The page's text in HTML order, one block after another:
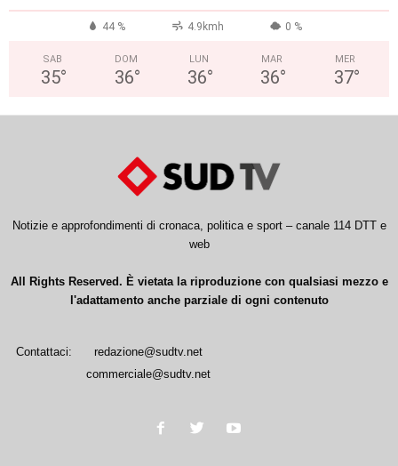
44 % 4.9kmh 0 %
SAB
35°
DOM
36°
LUN
36°
MAR
36°
MER
37°
Notizie e approfondimenti di cronaca, politica e sport – canale 114 DTT e
web
All Rights Reserved. È vietata la riproduzione con qualsiasi mezzo e
l'adattamento anche parziale di ogni contenuto
Contattaci:
redazione@sudtv.net
commerciale@sudtv.net